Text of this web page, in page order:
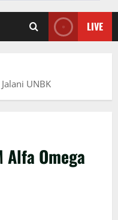
LIVE
UNBK
Alfa Omega